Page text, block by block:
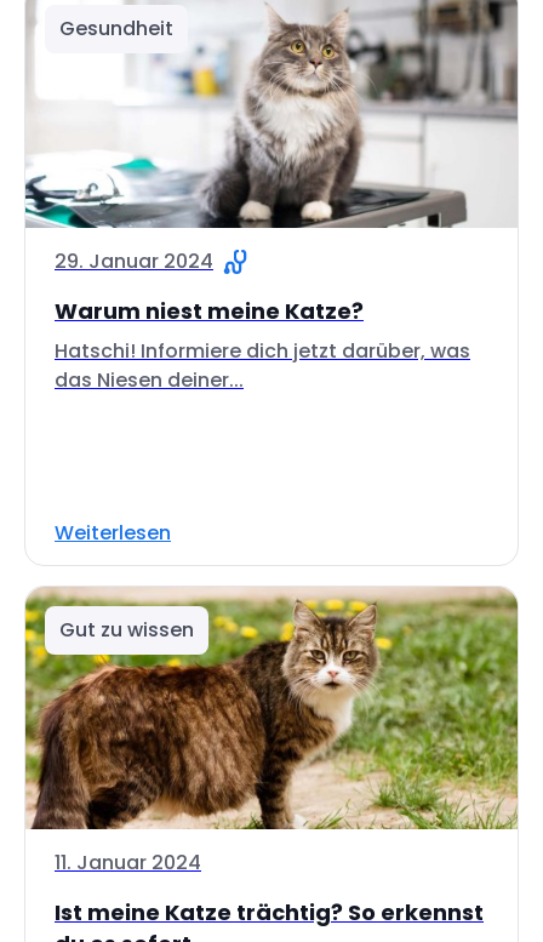
Gesundheit
29. Januar 2024
Warum niest meine Katze?
Hatschi! Informiere dich jetzt darüber, was
das Niesen deiner...
Weiterlesen
Gut zu wissen
11. Januar 2024
Ist meine Katze trächtig? So erkennst